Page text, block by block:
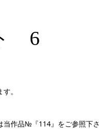
6
。
当作品№『114』をご参照下さ